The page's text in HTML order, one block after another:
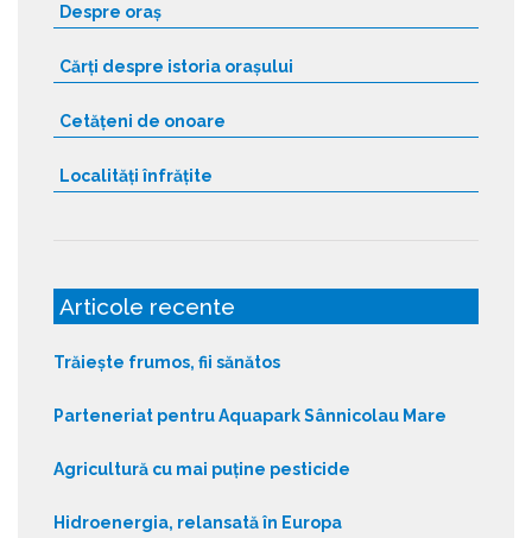
Despre oraș
Cărți despre istoria orașului
Cetățeni de onoare
Localități înfrățite
Articole recente
Trăiește frumos, fii sănătos
Parteneriat pentru Aquapark Sânnicolau Mare
Agricultură cu mai puține pesticide
Hidroenergia, relansată în Europa